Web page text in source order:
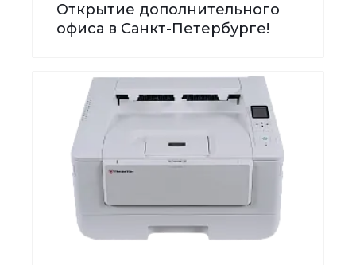
Открытие дополнительного
офиса в Санкт-Петербурге!